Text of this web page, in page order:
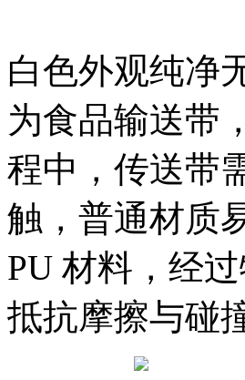
白色外观纯净
为食品输送带
程中，传送带
触，普通材质
PU 材料，经
抵抗摩擦与碰